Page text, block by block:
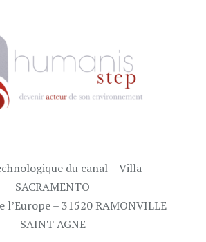
du canal – Villa
SACRAMENTO
l’Europe – 31520 RAMONVILLE
SAINT AGNE